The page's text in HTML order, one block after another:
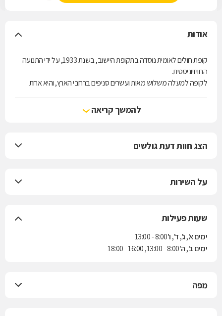
אודות
קופת חולים לאומית נוסדה בתקופת היישוב, בשנת 1933, על ידי התנועה
הרוויזיוניסטית.
לקופה למעלה משלוש מאות ועשרים סניפים ברחבי הארץ, והיא אחת
להמשך קריאה
הצג חוות דעת גולשים
על השירות
שעות פעילות
ימים א', ג', ד', ו'8:00 - 13:00
ימים ב', ה'8:00 - 13:00, 16:00 - 18:00
מפה